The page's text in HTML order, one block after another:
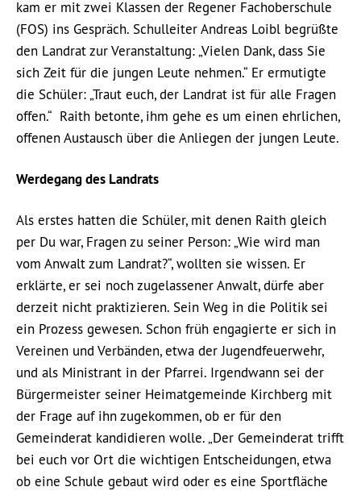
kam er mit zwei Klassen der Regener Fachoberschule
(FOS) ins Gespräch. Schulleiter Andreas Loibl begrüßte
den Landrat zur Veranstaltung: „Vielen Dank, dass Sie
sich Zeit für die jungen Leute nehmen.“ Er ermutigte
die Schüler: „Traut euch, der Landrat ist für alle Fragen
offen.“ Raith betonte, ihm gehe es um einen ehrlichen,
offenen Austausch über die Anliegen der jungen Leute.
Werdegang des Landrats
Als erstes hatten die Schüler, mit denen Raith gleich
per Du war, Fragen zu seiner Person: „Wie wird man
vom Anwalt zum Landrat?“, wollten sie wissen. Er
erklärte, er sei noch zugelassener Anwalt, dürfe aber
derzeit nicht praktizieren. Sein Weg in die Politik sei
ein Prozess gewesen. Schon früh engagierte er sich in
Vereinen und Verbänden, etwa der Jugendfeuerwehr,
und als Ministrant in der Pfarrei. Irgendwann sei der
Bürgermeister seiner Heimatgemeinde Kirchberg mit
der Frage auf ihn zugekommen, ob er für den
Gemeinderat kandidieren wolle. „Der Gemeinderat trifft
bei euch vor Ort die wichtigen Entscheidungen, etwa
ob eine Schule gebaut wird oder es eine Sportfläche